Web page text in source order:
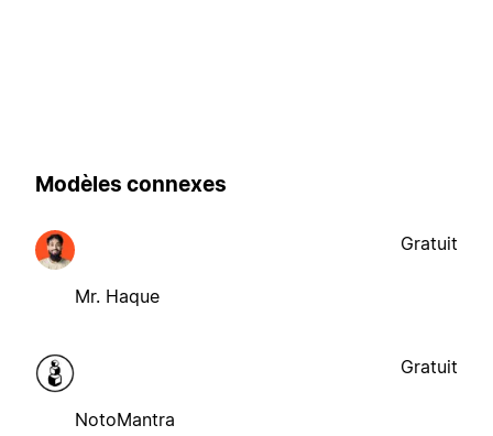
Modèles connexes
Mr. Haque
Gratuit
NotoMantra
Gratuit